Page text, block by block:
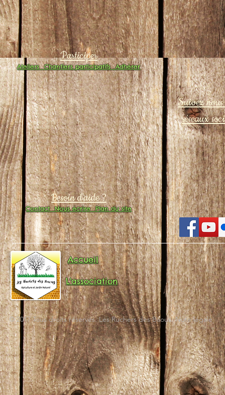
Participer
AteliersChantiers participatifsAdhérer
Suivez
réseaux
Besoin d'aide ?
ContactNous écrirePlan du site
Accueil
L'association
© 2017 Tous droits réservés. Les Ruchers des Baous. Note légale